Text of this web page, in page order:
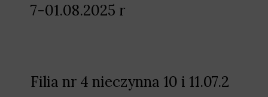
7-01.08.2025 r
Filia nr 4 nieczynna 10 i 11.07.2